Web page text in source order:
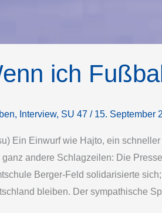
ich
, Interview, SU 47 / 15. September
Ein Einwurf wie Hajto, ein
ganz andere Schlagzeilen: Die
Berger-Feld solidarisierte
bleiben. Der sympathische